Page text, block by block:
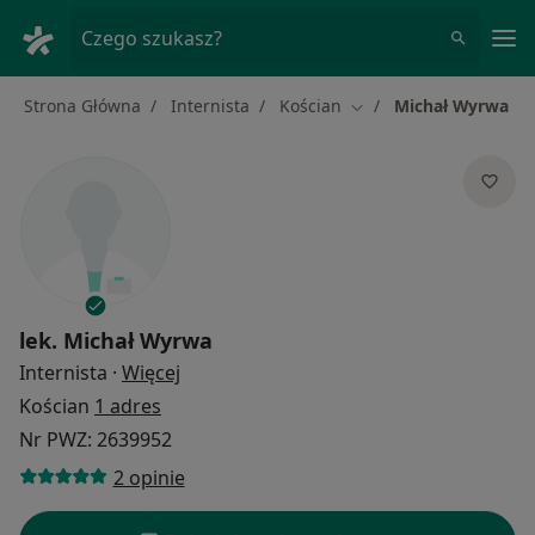
Czego szukasz?
Strona Główna Internista Kościan Zmień miasto
Michał Wyrwa
lek. Michał Wyrwa
Internista · Więcej
Kościan 1 adres
Nr PWZ: 2639952
2 opinie